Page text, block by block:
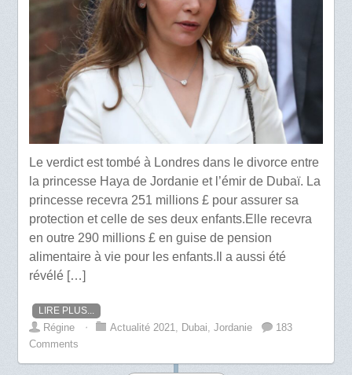
Le verdict est tombé à Londres dans le divorce entre
la princesse Haya de Jordanie et l’émir de Dubaï. La
princesse recevra 251 millions £ pour assurer sa
protection et celle de ses deux enfants.Elle recevra
en outre 290 millions £ en guise de pension
alimentaire à vie pour les enfants.Il a aussi été
révélé […]
LIRE PLUS...
Régine ⋅ Actualité 2021, Dubai,Jordanie
183
Comments